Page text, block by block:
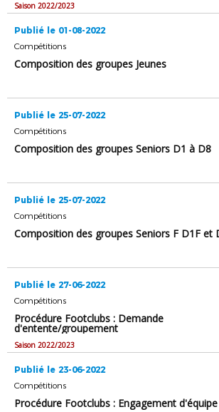
Saison 2022/2023
Publié le 01-08-2022
Compétitions
Composition des groupes Jeunes
Publié le 25-07-2022
Compétitions
Composition des groupes Seniors D1 à D8
Publié le 25-07-2022
Compétitions
Composition des groupes Seniors F D1F et
Publié le 27-06-2022
Compétitions
Procédure Footclubs : Demande
d'entente/groupement
Saison 2022/2023
Publié le 23-06-2022
Compétitions
Procédure Footclubs : Engagement d'équipe